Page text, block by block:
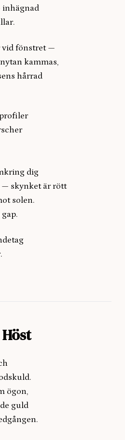
inhägnad
vid fönstret —
kammas,
hårrad
dig
skynket är rött
solen.
Höst
ögon,
guld